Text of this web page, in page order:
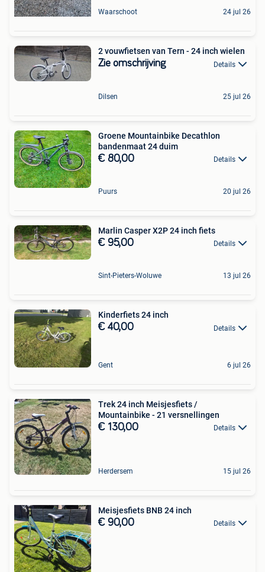
Waarschoot 24 jul 26
2 vouwfietsen van Tern - 24 inch wielen
Zie omschrijving Details
Dilsen 25 jul 26
Groene Mountainbike Decathlon
bandenmaat 24 duim
€ 80,00 Details
Puurs 20 jul 26
Marlin Casper X2P 24 inch fiets
€ 95,00 Details
Sint-Pieters-Woluwe 13 jul 26
Kinderfiets 24 inch
€ 40,00 Details
Gent 6 jul 26
Trek 24 inch Meisjesfiets /
Mountainbike - 21 versnellingen
€ 130,00 Details
Herdersem 15 jul 26
Meisjesfiets BNB 24 inch
€ 90,00 Details